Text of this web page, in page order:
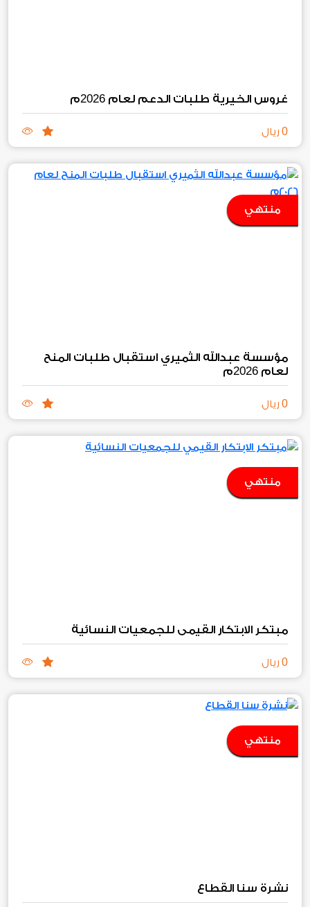
غروس الخيرية طلبات الدعم لعام 2026م
0 ريال
منتهي
مؤسسة عبدالله الثميري استقبال طلبات المنح
لعام 2026م
0 ريال
منتهي
مبتكر الابتكار القيمي للجمعيات النسائية
0 ريال
منتهي
نشرة سنا القطاع